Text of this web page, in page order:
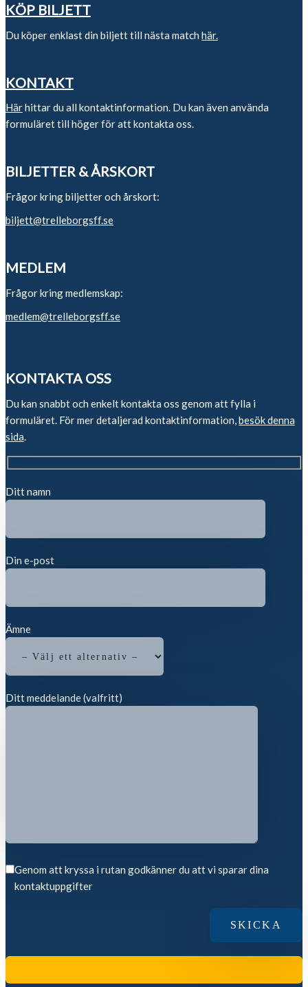
KÖP BILJETT
Du köper enklast din biljett till nästa match här.
KONTAKT
Härhittar du all kontaktinformation. Du kan även använda
formuläret till höger för att kontakta oss.
BILJETTER & ÅRSKORT
Frågor kring biljetter och årskort:
biljett@trelleborgsff.se
MEDLEM
Frågor kring medlemskap:
medlem@trelleborgsff.se
KONTAKTA OSS
Du kan snabbt och enkelt kontakta oss genom att fylla i
formuläret. För mer detaljerad kontaktinformation,besök denna
sida.
Ditt namn
Din e-post
Ämne
Ditt meddelande (valfritt)
Genom att kryssa i rutan godkänner du att vi sparar dina
kontaktuppgifter